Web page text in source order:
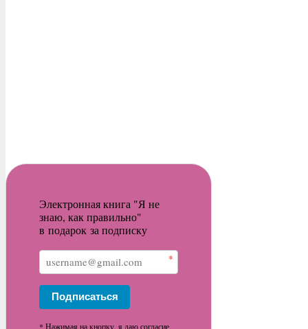
Электронная книга "Я не
знаю, как правильно"
в подарок за подписку
*
Подписаться
* Нажимая на кнопку, я даю согласие